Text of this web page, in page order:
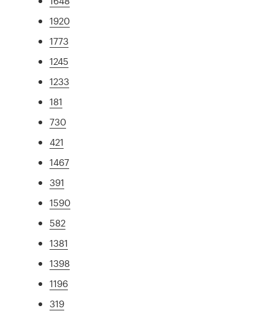
1920
1773
1245
1233
181
730
421
1467
391
1590
582
1381
1398
1196
319